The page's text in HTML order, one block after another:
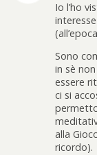
Io l’ho
Sono
in sè
essere
ci si
alla
ricordo).